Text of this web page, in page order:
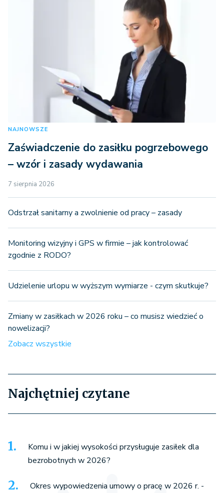
NAJNOWSZE
Zaświadczenie do zasiłku pogrzebowego
– wzór i zasady wydawania
7 sierpnia 2026
Odstrzał sanitarny a zwolnienie od pracy – zasady
Monitoring wizyjny i GPS w firmie – jak kontrolować
zgodnie z RODO?
Udzielenie urlopu w wyższym wymiarze - czym skutkuje?
Zmiany w zasiłkach w 2026 roku – co musisz wiedzieć o
nowelizacji?
Zobacz wszystkie
Najchętniej czytane
Komu i w jakiej wysokości przysługuje zasiłek dla
bezrobotnych w 2026?
Okres wypowiedzenia umowy o pracę w 2026 r. -